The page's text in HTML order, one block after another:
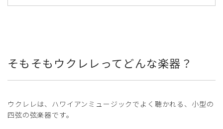
そもそもウクレレってどんな楽器？
ウクレレは、ハワイアンミュージックでよく聴かれる、小型の
四弦の弦楽器です。